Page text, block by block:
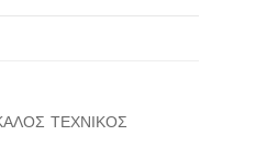
ΤΕΧΝΙΚΟΣ